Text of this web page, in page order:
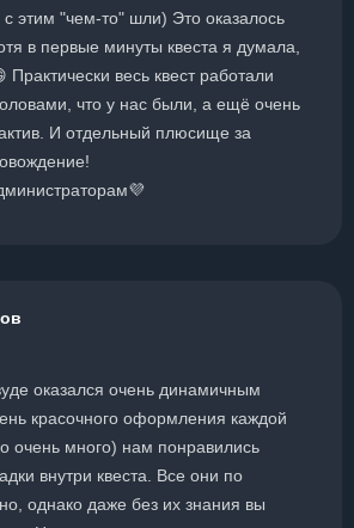
этим "чем-то" шли) Это оказалось
в первые минуты квеста я думала,
Практически весь квест работали
что у нас были, а ещё очень
И отдельный плюсище за
оказался очень динамичным
красочного оформления каждой
очень много) нам понравились
внутри квеста. Все они по
однако даже без их знания вы